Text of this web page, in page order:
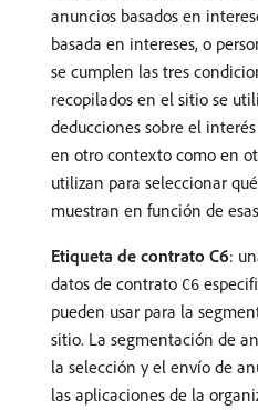
anuncios basados en
basada en intereses, o
se cumplen las tres
recopilados en el sitio se
deducciones sobre el
en otro contexto como en
utilizan para seleccionar
muestran en función de
Etiqueta de contrato C6:
datos de contrato C6
pueden usar para la
sitio. La segmentación de
la selección y el envío de
las aplicaciones de la